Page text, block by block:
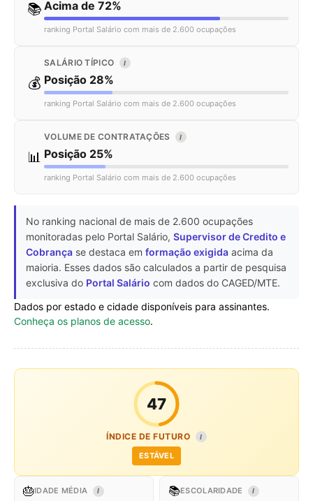
📚 Acima de 72%
ranking Portal Salário com mais de 2.600 ocupações
💰
SALÁRIO TÍPICO I
Posição 28%
ranking Portal Salário com mais de 2.600 ocupações
📊
VOLUME DE CONTRATAÇÕES I
Posição 25%
ranking Portal Salário com mais de 2.600 ocupações
No ranking nacional de mais de 2.600 ocupações
monitoradas pelo Portal Salário, Supervisor de Credito e
Cobrança se destaca em formação exigida acima da
maioria. Esses dados são calculados a partir de pesquisa
exclusiva do Portal Salário com dados do CAGED/MTE.
Dados por estado e cidade disponíveis para assinantes.
Conheça os planos de acesso.
47
ÍNDICE DE FUTURO I
ESTÁVEL
🎂IDADE MÉDIA I 📚ESCOLARIDADE I